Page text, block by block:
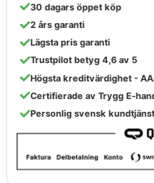
30 dagars öppet köp
2 års garanti
Lägsta pris garanti
Trustpilot betyg 4,6 av 5
Högsta kreditvärdighet -
Certifierade av Trygg E-
Personlig svensk